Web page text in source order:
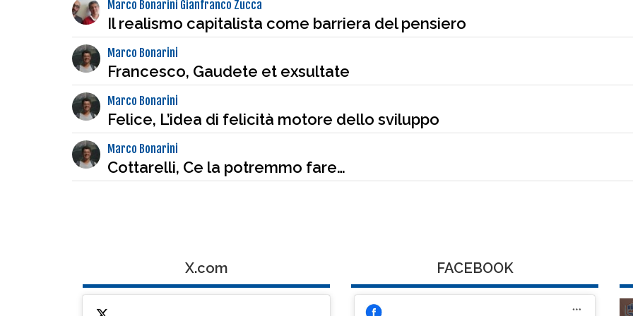
Marco Bonarini Gianfranco Zucca
Il realismo capitalista come barriera del pensiero
Marco Bonarini
Francesco, Gaudete et exsultate
Marco Bonarini
Felice, L’idea di felicità motore dello sviluppo
Marco Bonarini
Cottarelli, Ce la potremmo fare…
X.com FACEBOOK